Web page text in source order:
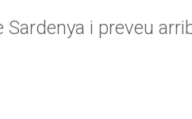
i preveu